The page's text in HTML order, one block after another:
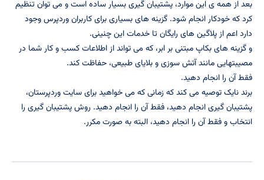
بعد از همه ی این موارد، پشتیبان گیری بسیار ساده است و می توان تنظیم
کرد که خودکار انجام شود. گزینه های بسیاری برای کاربران وردپرس وجود
دارد اعم از پلاگین های رایگان تا خدمات این چنینی.
و گزینه های بکاپ مبتنی بر ابر، که می تواند از اطلاعات کسب و کار شما در
مصیبتهایی مانند آتش سوزی و بلایای طبیعی، حفاظت کند.
فقط آن را انجام دهید.
برند نایک توصیه می کند که زمانی که می خواهید برای سایت وردپرستان،
پشتیبان گیری انجام دهید، فقط آن را انجام دهید. روش پشتیبان گیری را
انتخاب و فقط آن را انجام دهید، البته به صورت مکرر.